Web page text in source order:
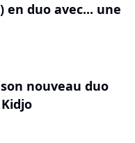
en duo avec... une
nouveau duo